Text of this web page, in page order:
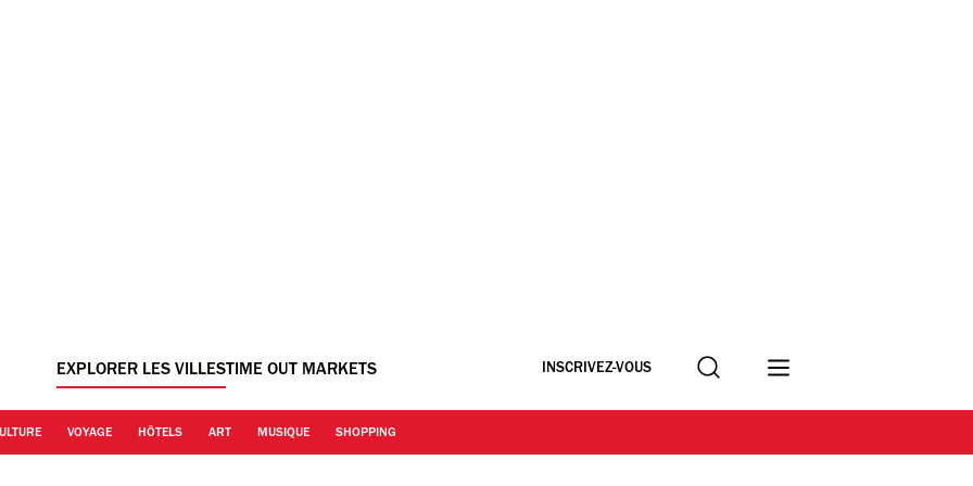
EXPLORER LES VILLESTIME OUT MARKETS INSCRIVEZ-VOUS Recherche
VOYAGE HÔTELS ART MUSIQUE SHOPPING